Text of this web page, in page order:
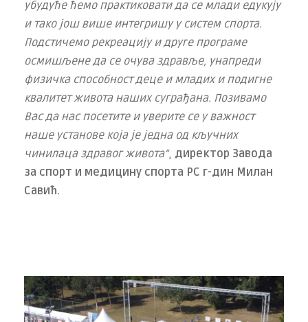
убудуће ћемо практиковати да се млади едукују
и тако још више интегришу у систем спорта.
Подстичемо рекреацију и друге програме
осмишљене да се очува здравље, унапреди
физичка способност деце и младих и подигне
квалитет живота наших суграђана. Позивамо
Вас да нас посетите и уверите се у важност
наше установе која је једна од кључних
чинилаца здравог живота“, директор Завода
за спорт и медицину спорта РС г-дин Милан
Савић.